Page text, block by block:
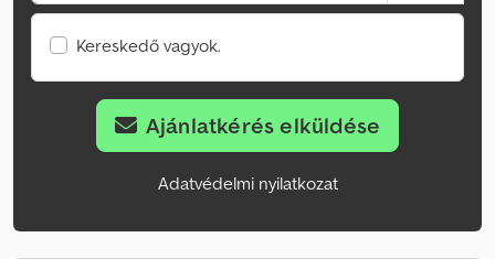
Kereskedő vagyok.
Ajánlatkérés elküldése
Adatvédelmi nyilatkozat